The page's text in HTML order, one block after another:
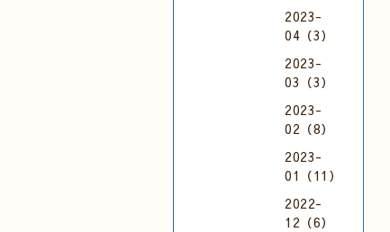
2023-
04（3）
2023-
03（3）
2023-
02（8）
2023-
01（11）
2022-
12（6）